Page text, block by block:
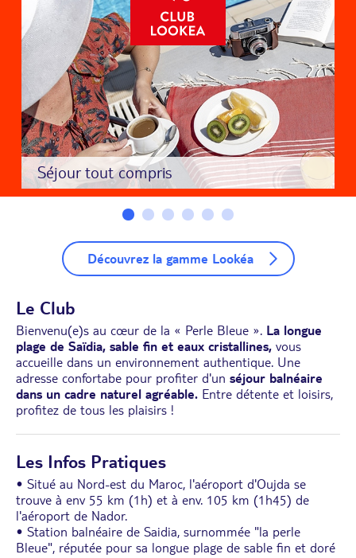
Séjour tout compris
Découvrez la gamme Lookéa
Le Club
Bienvenu(e)s au cœur de la « Perle Bleue ». La longue
plage de Saïdia, sable fin et eaux cristallines, vous
accueille dans un environnement authentique. Une
adresse confortabe pour profiter d'un séjour balnéaire
dans un cadre naturel agréable. Entre détente et loisirs,
profitez de tous les plaisirs !
Les Infos Pratiques
• Situé au Nord-est du Maroc, l'aéroport d'Oujda se
trouve à env 55 km (1h) et à env. 105 km (1h45) de
l'aéroport de Nador.
• Station balnéaire de Saidia, surnommée "la perle
Bleue", réputée pour sa longue plage de sable fin et doré